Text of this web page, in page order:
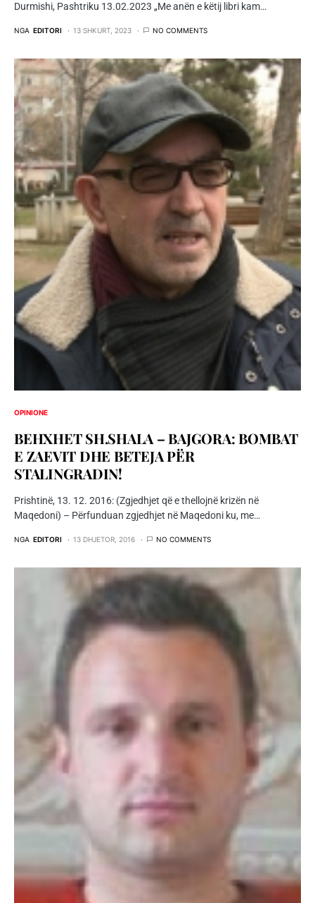
Durmishi, Pashtriku 13.02.2023 „Me anën e këtij libri kam…
NGA EDITORI 13 SHKURT, 2023 NO COMMENTS
OPINIONE
BEHXHET SH.SHALA – BAJGORA: BOMBAT
E ZAEVIT DHE BETEJA PËR
STALINGRADIN!
Prishtinë, 13. 12. 2016: (Zgjedhjet që e thellojnë krizën në
Maqedoni) – Përfunduan zgjedhjet në Maqedoni ku, me…
NGA EDITORI 13 DHJETOR, 2016 NO COMMENTS